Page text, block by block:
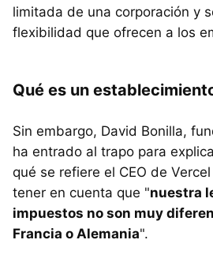
limitada de una corporación y
flexibilidad que ofrecen a los
Qué es un
Sin embargo, David Bonilla,
ha entrado al trapo para
qué se refiere el CEO de
tener en cuenta que "nuestra
impuestos no son muy
Francia o Alemania".